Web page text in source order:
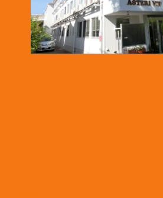
名古屋市ワーク・ライフ・バランス推進
https://www.teikoku-eng.co.jp/notice/
2024.12.26
「株式会社NDTアドヴァンス」様のお知